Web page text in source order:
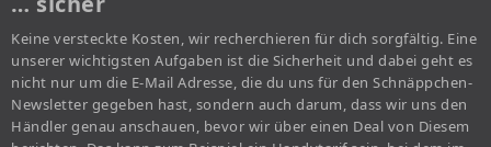
Keine versteckte Kosten, wir recherchieren für dich sorgfältig. Eine
unserer wichtigsten Aufgaben ist die Sicherheit und dabei geht es
nicht nur um die E-Mail Adresse, die du uns für den Schnäppchen-
Newsletter gegeben hast, sondern auch darum, dass wir uns den
Händler genau anschauen, bevor wir über einen Deal von Diesem